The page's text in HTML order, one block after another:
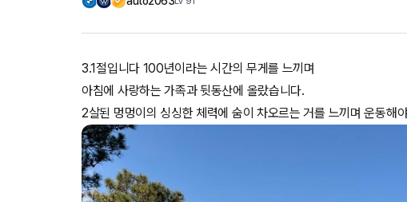
3.1절입니다 100년이라는 시간의 무게를 느끼며
아침에 사랑하는 가족과 뒷동산에 올랐습니다.
2살된 멍멍이의 싱싱한 체력에 숨이 차오르는 거를 느끼며 운동해